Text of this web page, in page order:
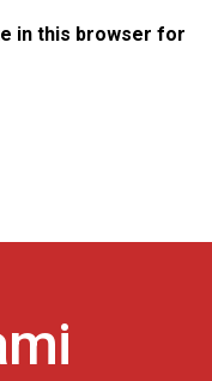
in this browser for